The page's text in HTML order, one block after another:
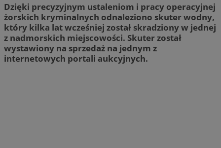
Dzięki precyzyjnym ustaleniom i pracy operacyjnej
żorskich kryminalnych odnaleziono skuter wodny,
który kilka lat wcześniej został skradziony w jednej
z nadmorskich miejscowości. Skuter został
wystawiony na sprzedaż na jednym z
internetowych portali aukcyjnych.